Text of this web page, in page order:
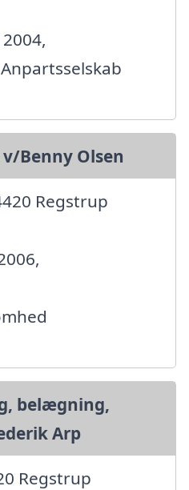
v/Benny Olsen
Regstrup
belægning,
Arp
Regstrup